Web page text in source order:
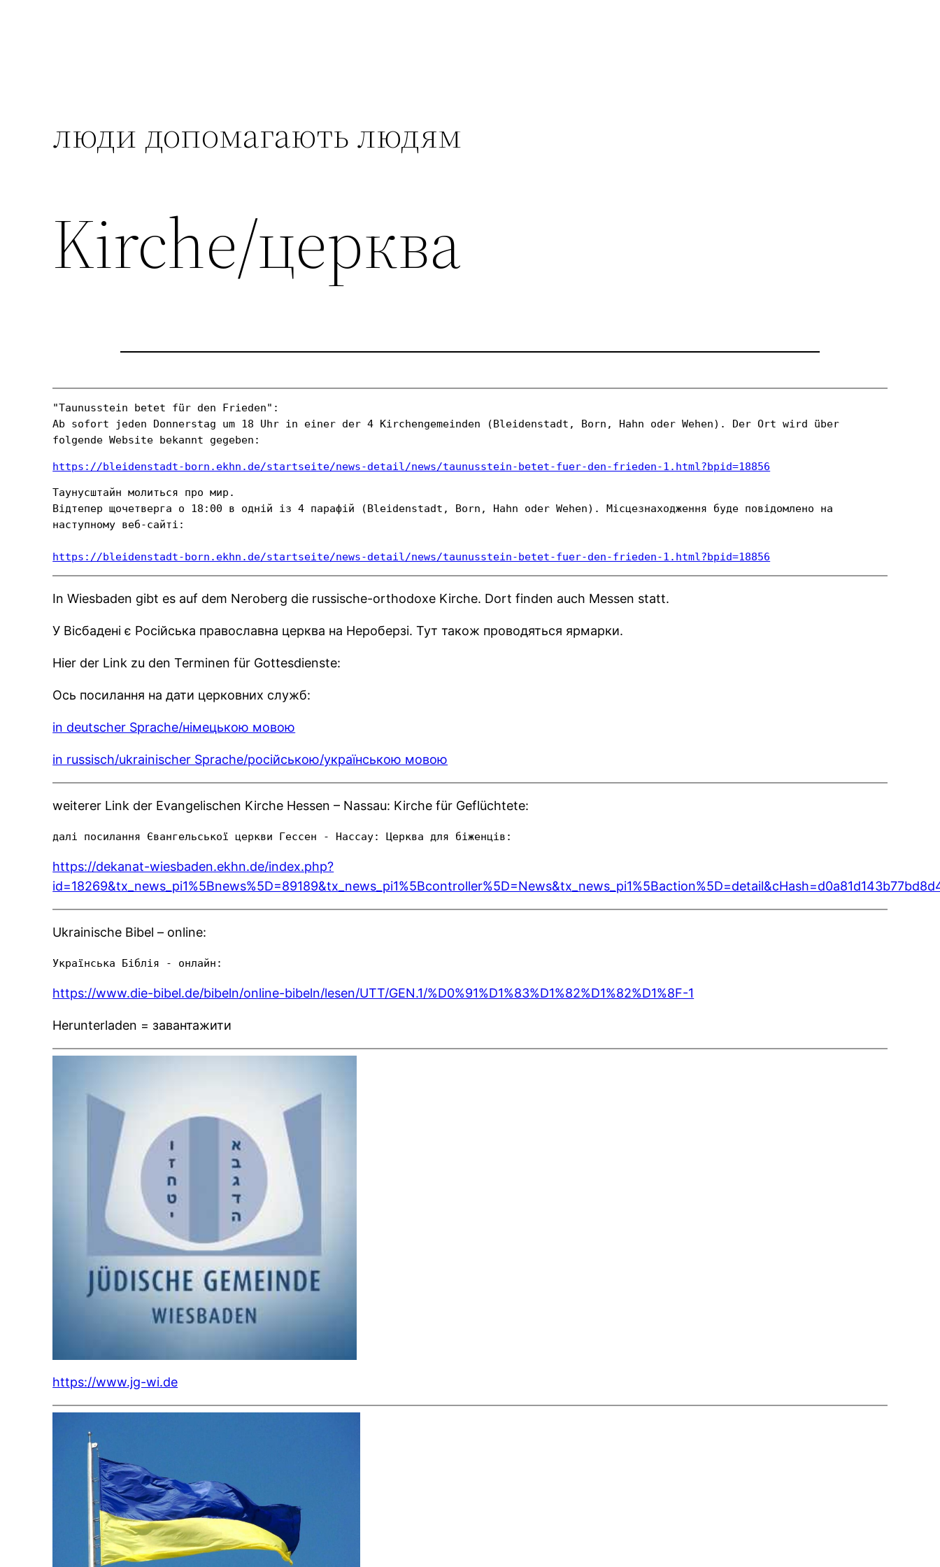
люди допомагають людям
Kirche/церква
"Taunusstein betet für den Frieden":
Ab sofort jeden Donnerstag um 18 Uhr in einer der 4 Kirchengemeinden (Bleidenstadt, Born, Hahn oder Wehen). Der Ort wird über
folgende Website bekannt gegeben:
https://bleidenstadt-born.ekhn.de/startseite/news-detail/news/taunusstein-betet-fuer-den-frieden-1.html?bpid=18856
Таунусштайн молиться про мир.
Відтепер щочетверга о 18:00 в одній із 4 парафій (Bleidenstadt, Born, Hahn oder Wehen). Місцезнаходження буде повідомлено на
наступному веб-сайті:
https://bleidenstadt-born.ekhn.de/startseite/news-detail/news/taunusstein-betet-fuer-den-frieden-1.html?bpid=18856
In Wiesbaden gibt es auf dem Neroberg die russische-orthodoxe Kirche. Dort finden auch Messen statt.
У Вісбадені є Російська православна церква на Нероберзі. Тут також проводяться ярмарки.
Hier der Link zu den Terminen für Gottesdienste:
Ось посилання на дати церковних служб:
in deutscher Sprache/німецькою мовою
in russisch/ukrainischer Sprache/російською/українською мовою
weiterer Link der Evangelischen Kirche Hessen – Nassau: Kirche für Geflüchtete:
далі посилання Євангельської церкви Гессен - Нассау: Церква для біженців:
https://dekanat-wiesbaden.ekhn.de/index.php?
Ukrainische Bibel – online:
Українська Біблія - ​​онлайн:
https://www.die-bibel.de/bibeln/online-bibeln/lesen/UTT/GEN.1/%D0%91%D1%83%D1%82%D1%82%D1%8F-1
Herunterladen = завантажити
https://www.jg-wi.de